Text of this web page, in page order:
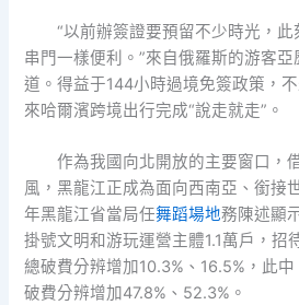
“以前辦簽證要預留不少時光，
串門一樣便利。”來自俄羅斯的游客亞
道。得益于144小時過境免簽政策，
來哈爾濱跨境出行完成“說走就走”。
作為我國向北開放的主要窗口，
風，黑龍江正成為面向西南亞、銜接
年黑龍江省當局任舞蹈場地務陳述顯
掛號文明和游玩運營主體1.1萬戶，招
總破費分辨增加10.3%、16.5%，此
破費分辨增加47.8%、52.3%。